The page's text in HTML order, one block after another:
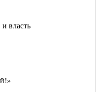
власть